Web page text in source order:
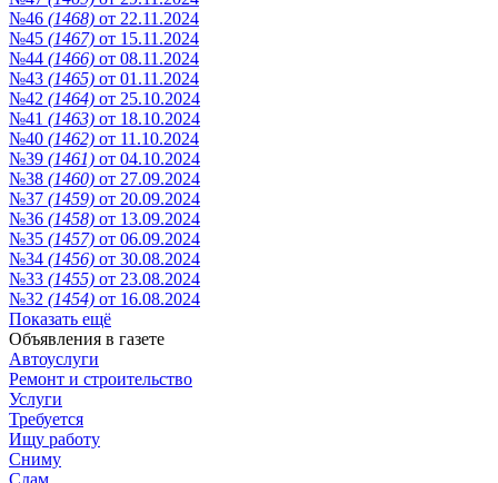
№46 (1468) от 22.11.2024
№45 (1467) от 15.11.2024
№44 (1466) от 08.11.2024
№43 (1465) от 01.11.2024
№42 (1464) от 25.10.2024
№41 (1463) от 18.10.2024
№40 (1462) от 11.10.2024
№39 (1461) от 04.10.2024
№38 (1460) от 27.09.2024
№37 (1459) от 20.09.2024
№36 (1458) от 13.09.2024
№35 (1457) от 06.09.2024
№34 (1456) от 30.08.2024
№33 (1455) от 23.08.2024
№32 (1454) от 16.08.2024
Показать ещё
Объявления в газете
Автоуслуги
Ремонт и строительство
Услуги
Требуется
Ищу работу
Сниму
Сдам